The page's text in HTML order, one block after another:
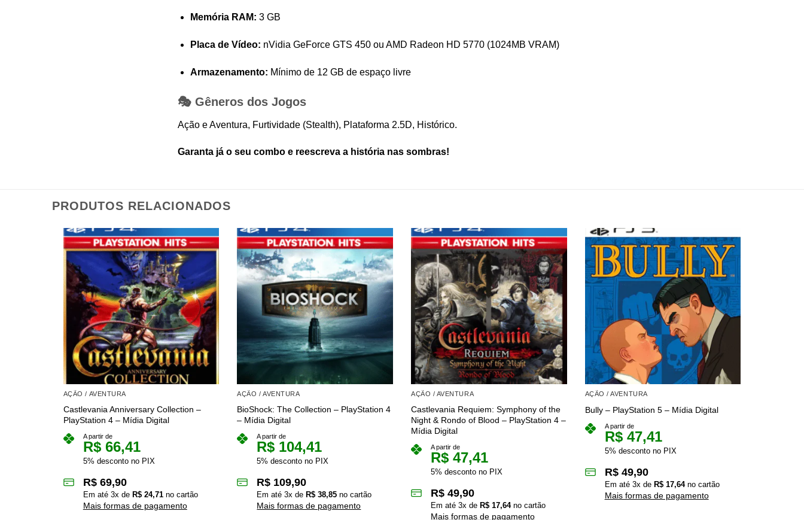
Memória RAM: 3 GB
Placa de Vídeo: nVidia GeForce GTS 450 ou AMD Radeon HD 5770 (1024MB VRAM)
Armazenamento: Mínimo de 12 GB de espaço livre
🎭 Gêneros dos Jogos
Ação e Aventura, Furtividade (Stealth), Plataforma 2.5D, Histórico.
Garanta já o seu combo e reescreva a história nas sombras!
PRODUTOS RELACIONADOS
AÇÃO / AVENTURA
Castlevania Anniversary Collection –
PlayStation 4 – Mídia Digital
A partir de
R$66,41
5% desconto no PIX
R$69,90
Em até 3x de R$24,71no cartão
Mais formas de pagamento
AÇÃO / AVENTURA
BioShock: The Collection – PlayStation 4
– Mídia Digital
A partir de
R$ 104,41
5% desconto no PIX
R$ 109,90
Em até3x de R$ 38,85 no cartão
Mais formas de pagamento
AÇÃO / AVENTURA
Castlevania Requiem: Symphony of the
Night & Rondo of Blood – PlayStation 4 –
Mídia Digital
A partir de
R$ 47,41
5% desconto no PIX
R$ 49,90
Em até 3x de R$ 17,64no cartão
Mais formas de pagamento
AÇÃO / AVENTURA
Bully – PlayStation 5 – Mídia Digital
A partir de
R$47,41
5% desconto no PIX
R$49,90
Em até 3x de R$17,64no cartão
Mais formas de pagamento